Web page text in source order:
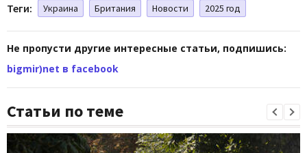
Теги: Украина Британия Новости 2025 год
Не пропусти другие интересные статьи, подпишись:
bigmir)net в facebook
Статьи по теме